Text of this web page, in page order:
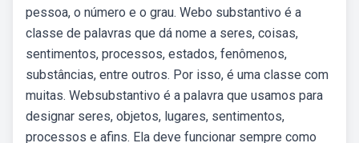
pessoa, o número e o grau. Webo substantivo é a
classe de palavras que dá nome a seres, coisas,
sentimentos, processos, estados, fenômenos,
substâncias, entre outros. Por isso, é uma classe com
muitas. Websubstantivo é a palavra que usamos para
designar seres, objetos, lugares, sentimentos,
processos e afins. Ela deve funcionar sempre como